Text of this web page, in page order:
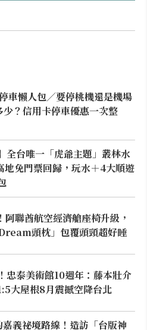
車懶人包／要停桃機還是機場
？信用卡停車優惠一次整
全台唯一「虎爺主題」叢林水
地免門票回歸，玩水＋4大順遊
阿聯酋航空經濟艙座椅升級，
頭枕」包覆頭頸超好睡
忠泰美術館10週年：藤本壯介
大屋根8月震撼空降台北
義祕境路線！造訪「台版神